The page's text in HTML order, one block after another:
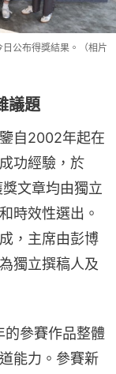
公布得獎結果。（相片
議題
自2002年起在
功經驗，於
文章均由獨立
時效性選出。
，主席由彭博
獨立撰稿人及
參賽作品整體
能力。參賽新